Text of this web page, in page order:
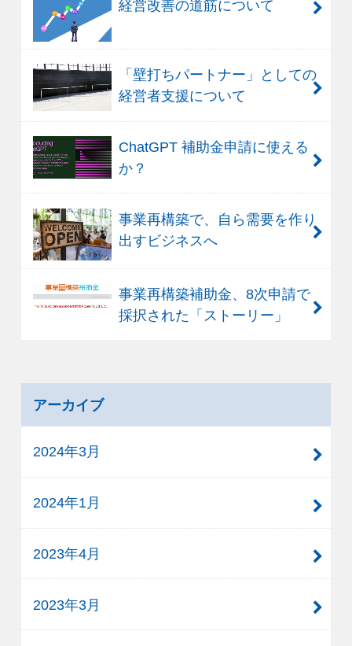
経営改善の道筋について
「壁打ちパートナー」としての
経営者支援について
ChatGPT 補助金申請に使える
か？
事業再構築で、自ら需要を作り
出すビジネスへ
事業再構築補助金、8次申請で
採択された「ストーリー」
アーカイブ
2024年3月
2024年1月
2023年4月
2023年3月